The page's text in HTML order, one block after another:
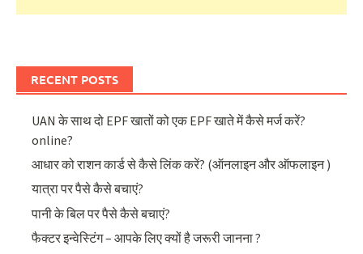
RECENT POSTS
UAN के साथ दो EPF खातों को एक EPF खाते में कैसे मर्ज करें?
online?
आधार को राशन कार्ड से कैसे लिंक करें? (ऑनलाइन और ऑफलाइन )
यात्रा पर पैसे कैसे बचाएं?
पानी के बिल पर पैसे कैसे बचाएं?
फैक्टर इन्वेस्टिंग – आपके लिए क्यों है जरूरी जानना ?